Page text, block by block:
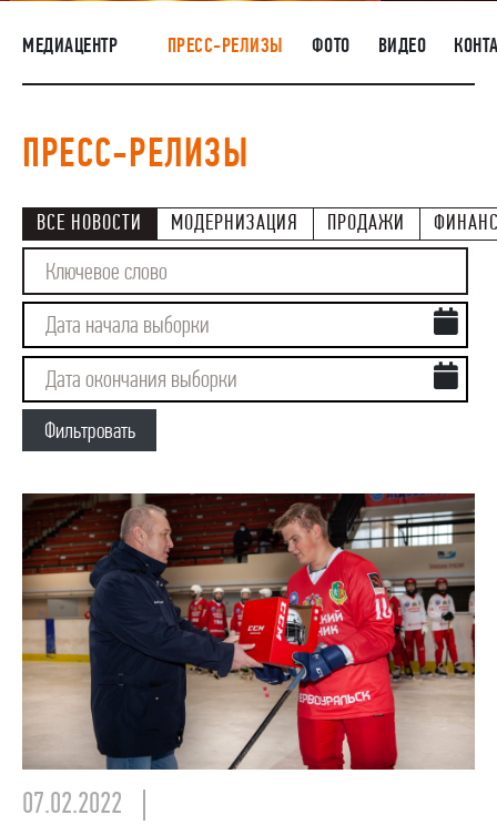
НАШИ ЛЮДИ
ОКРУЖАЮЩАЯ СРЕДА
ЗАКУПКИ
МЕДИАЦЕНТР ПРЕСС-РЕЛИЗЫ ФОТО ВИДЕО
ПРЕСС-РЕЛИЗЫ
ВСЕ НОВОСТИ МОДЕРНИЗАЦИЯ ПРОДАЖИ
Фильтровать
07.02.2022